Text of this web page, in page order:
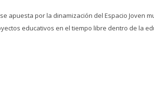
apuesta por la dinamización del Espacio Joven
educativos en el tiempo libre dentro de la